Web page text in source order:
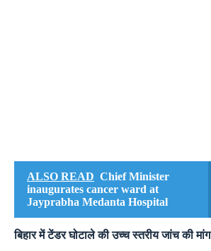
ALSO READ Chief Minister
inaugurates cancer ward at
Jayprabha Medanta Hospital
बिहार में टेंडर घोटाले की उच्च स्तरीय जांच की मांग